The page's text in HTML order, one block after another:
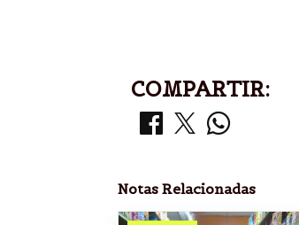
COMPARTIR:
Notas Relacionadas